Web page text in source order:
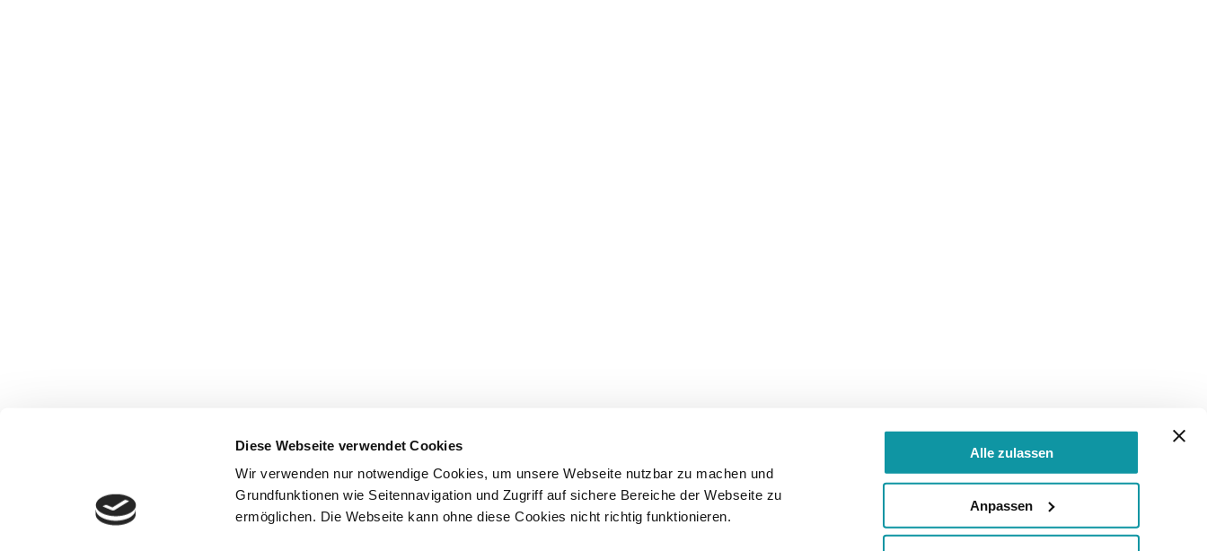
Diese Webseite verwendet Cookies
Wir verwenden nur notwendige Cookies, um unsere Webseite nutzbar zu machen und
Grundfunktionen wie Seitennavigation und Zugriff auf sichere Bereiche der Webseite zu
ermöglichen. Die Webseite kann ohne diese Cookies nicht richtig funktionieren.
Alle zulassen
Anpassen